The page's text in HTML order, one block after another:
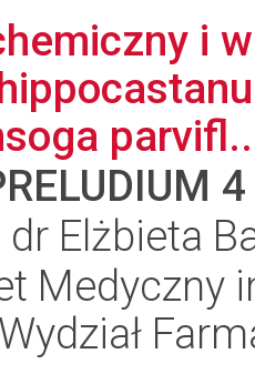
i
4
Elżbieta
Medyczny